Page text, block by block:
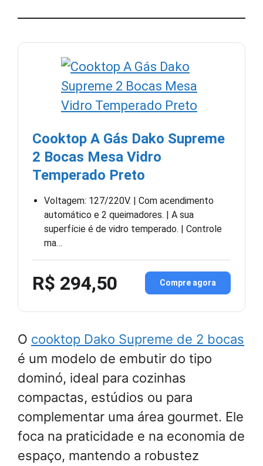
Cooktop A Gás Dako Supreme
2 Bocas Mesa Vidro
Temperado Preto
Voltagem: 127/220V. | Com acendimento
automático e 2 queimadores. | A sua
superfície é de vidro temperado. | Controle
ma…
R$ 294,50 Compre agora
O cooktop Dako Supreme de 2 bocas
é um modelo de embutir do tipo
dominó, ideal para cozinhas
compactas, estúdios ou para
complementar uma área gourmet. Ele
foca na praticidade e na economia de
espaço, mantendo a robustez